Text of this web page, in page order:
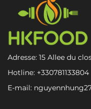
Adresse: 15 Allee du
Hotline: +330781133804
E-mail: